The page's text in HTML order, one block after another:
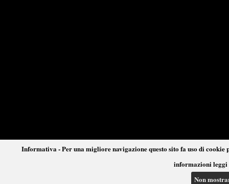
Informativa - Per una migliore navigazione questo sito fa uso di
informazioni leggi
Non